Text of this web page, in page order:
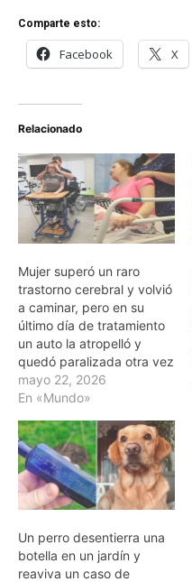
Comparte esto:
Facebook X
Relacionado
Mujer superó un raro
trastorno cerebral y volvió
a caminar, pero en su
último día de tratamiento
un auto la atropelló y
quedó paralizada otra vez
mayo 22, 2026
En «Mundo»
Un perro desentierra una
botella en un jardín y
reaviva un caso de